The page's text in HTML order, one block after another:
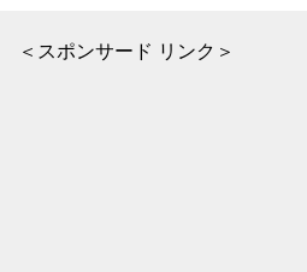
＜スポンサード リンク＞